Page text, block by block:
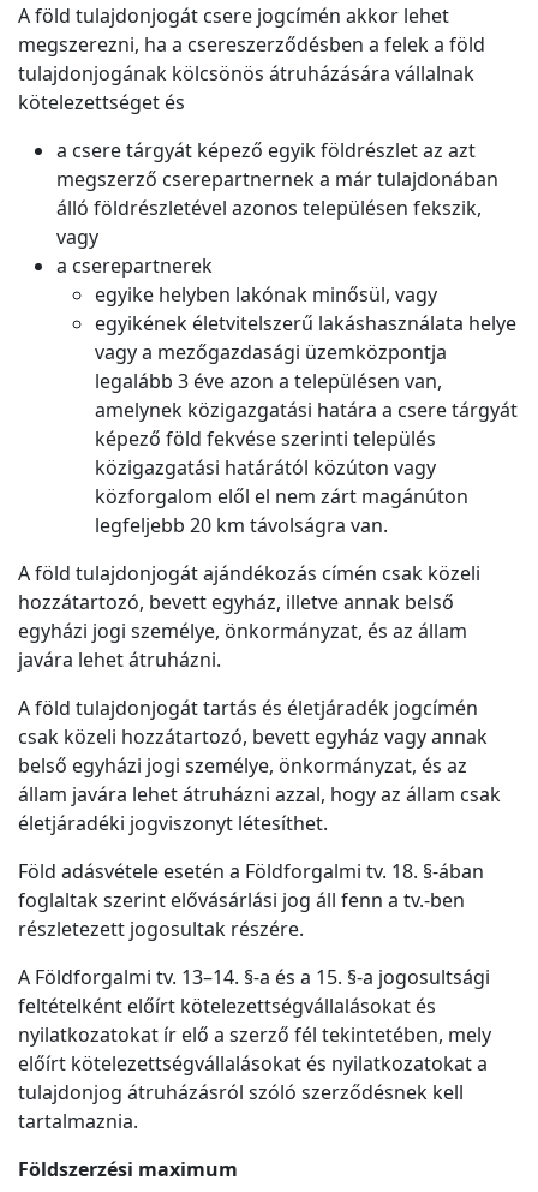
A föld tulajdonjogát csere jogcímén akkor lehet
megszerezni, ha a csereszerződésben a felek a föld
tulajdonjogának kölcsönös átruházására vállalnak
kötelezettséget és
a csere tárgyát képező egyik földrészlet az azt
megszerző cserepartnernek a már tulajdonában
álló földrészletével azonos településen fekszik,
vagy
a cserepartnerek
egyike helyben lakónak minősül, vagy
egyikének életvitelszerű lakáshasználata helye
vagy a mezőgazdasági üzemközpontja
legalább 3 éve azon a településen van,
amelynek közigazgatási határa a csere tárgyát
képező föld fekvése szerinti település
közigazgatási határától közúton vagy
közforgalom elől el nem zárt magánúton
legfeljebb 20 km távolságra van.
A föld tulajdonjogát ajándékozás címén csak közeli
hozzátartozó, bevett egyház, illetve annak belső
egyházi jogi személye, önkormányzat, és az állam
javára lehet átruházni.
A föld tulajdonjogát tartás és életjáradék jogcímén
csak közeli hozzátartozó, bevett egyház vagy annak
belső egyházi jogi személye, önkormányzat, és az
állam javára lehet átruházni azzal, hogy az állam csak
életjáradéki jogviszonyt létesíthet.
Föld adásvétele esetén a Földforgalmi tv. 18. §-ában
foglaltak szerint elővásárlási jog áll fenn a tv.-ben
részletezett jogosultak részére.
A Földforgalmi tv. 13–14. §-a és a 15. §-a jogosultsági
feltételként előírt kötelezettségvállalásokat és
nyilatkozatokat ír elő a szerző fél tekintetében, mely
előírt kötelezettségvállalásokat és nyilatkozatokat a
tulajdonjog átruházásról szóló szerződésnek kell
tartalmaznia.
Földszerzési maximum